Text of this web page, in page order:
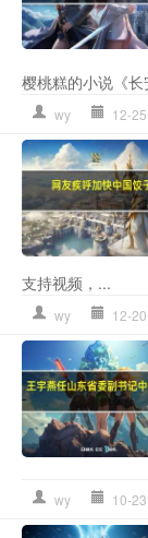
樱桃糕的小说《
wy 12-25
支持视频，...
wy 12-20
wy 10-23